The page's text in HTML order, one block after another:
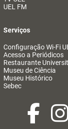
UEL FM
Serviços
Configuração Wi-Fi
Acesso a Periódicos
Restaurante
Museu de Ciência
Museu Histórico
Sebec